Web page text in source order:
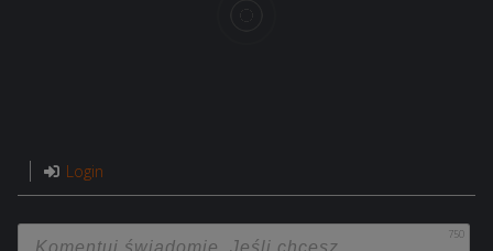
Login
750